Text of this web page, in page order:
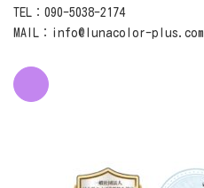
TEL：090-5038-2174
MAIL：info@lunacolor-plus.com